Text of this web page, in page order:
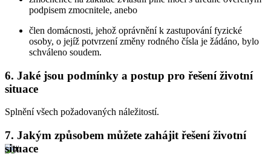
podpisem zmocnitele, anebo
člen domácnosti, jehož oprávnění k zastupování fyzické
osoby, o jejíž potvrzení změny rodného čísla je žádáno, bylo
schváleno soudem.
6. Jaké jsou podmínky a postup pro řešení životní
situace
Splnění všech požadovaných náležitostí.
7. Jakým způsobem můžete zahájit řešení životní
situace